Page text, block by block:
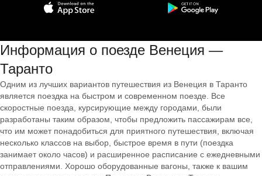
Информация о поезде Венеция —
Таранто
Одним из лучших вариантов путешествия из Венеция в Таранто
является поездка на быстром и современном поезде. Все
скоростные поезда, курсирующие между городами, были
разработаны таким образом, чтобы предложить пассажирам все,
что им может понадобиться для приятного путешествия, включая
несколько классов на выбор, быстрое время в пути (поездка
занимает около часов) и расширенное расписание с ежедневными
отправлениями. Хорошо оборудованные вагоны, также к вашим